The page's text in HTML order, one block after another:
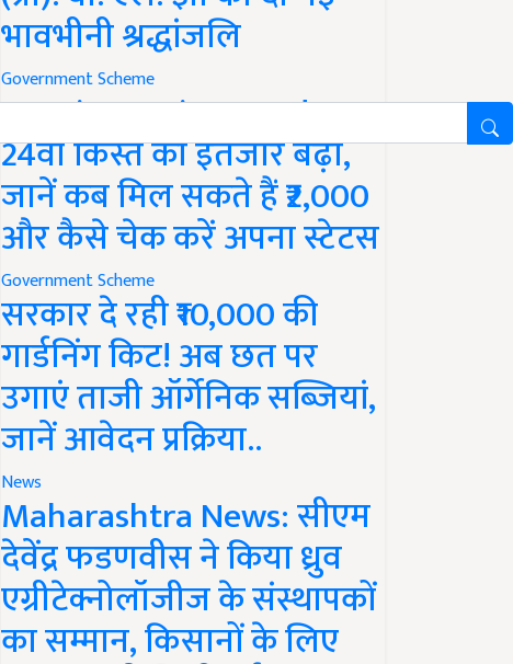
भावभीनी श्रद्धांजलि
Government Scheme
PM Kisan Yojana Update:
24वीं किस्त का इंतजार बढ़ा,
जानें कब मिल सकते हैं ₹2,000
और कैसे चेक करें अपना स्टेटस
Government Scheme
सरकार दे रही ₹10,000 की
गार्डनिंग किट! अब छत पर
उगाएं ताजी ऑर्गेनिक सब्जियां,
जानें आवेदन प्रक्रिया..
News
Maharashtra News: सीएम
देवेंद्र फडणवीस ने किया ध्रुव
एग्रीटेक्नोलॉजीज के संस्थापकों
का सम्मान, किसानों के लिए